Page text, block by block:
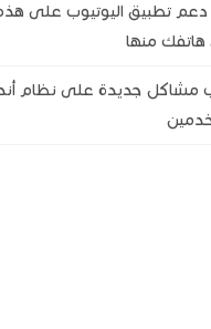
تطبيق اليوتيوب على هذه
هاتفك منها
مشاكل جديدة على نظام